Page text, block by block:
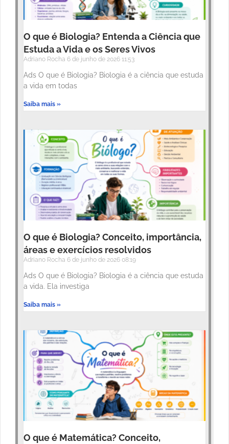
O que é Biologia? Entenda a Ciência que
Estuda a Vida e os Seres Vivos
Adriano Rocha 6 de junho de 2026 11:53
Ads O que é Biologia? Biologia é a ciência que estuda
a vida em todas
Saiba mais »
O que é Biologia? Conceito, importância,
áreas e exercícios resolvidos
Adriano Rocha 6 de junho de 2026 08:19
Ads O que é Biologia? Biologia é a ciência que estuda
a vida. Ela investiga
Saiba mais »
O que é Matemática? Conceito,